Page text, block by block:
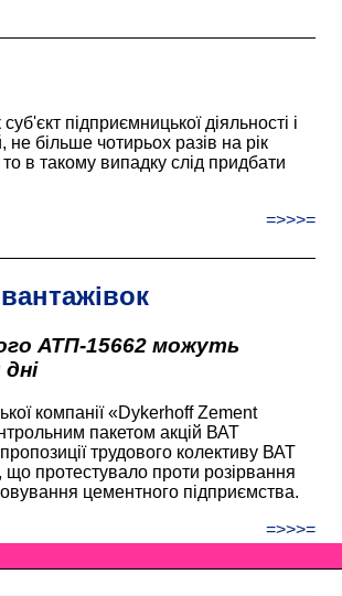
підприємницької діяльності і
більше чотирьох разів на рік
в такому випадку слід придбати
=>>>=
АТП-15662 можуть
компанії «Dykerhoff Zement
пакетом акцій ВАТ
трудового колективу ВАТ
протестувало проти розірвання
цементного підприємства.
=>>>=